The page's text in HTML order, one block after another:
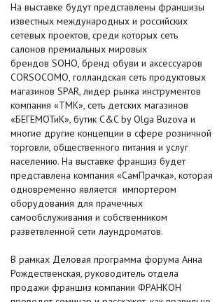
На выставке будут представлены франшизы
известных международных и российских
сетевых проектов, среди которых сеть
салонов премиальных мировых
брендов SOHO, бренд обуви и аксессуаров
CORSOCOMO, голландская сеть продуктовых
магазинов SPAR, лидер рынка инструментов
компания «ТМК», сеть детских магазинов
«БЕГЕМОТиК», бутик C&C by Olga Buzova и
многие другие концепции в сфере розничной
торговли, общественного питания и услуг
населению. На выставке франшиз будет
представлена компания «СамПрачка», которая
одновременно является импортером
оборудования для прачечных
самообслуживания и собственником
разветвленной сети лаундроматов.
В рамках Деловая программа форума Анна
Рождественская, руководитель отдела
продажи франшиз компании ФРАНКОН